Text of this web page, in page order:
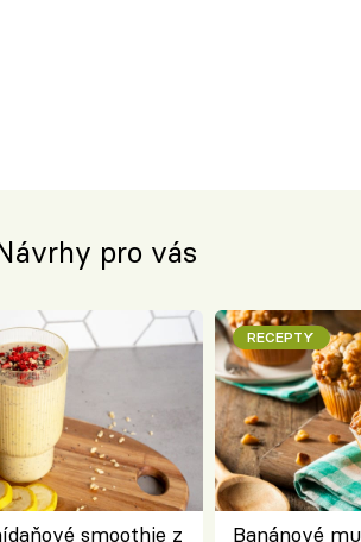
pro vás
smoothie z
RECEPTY
Banánové